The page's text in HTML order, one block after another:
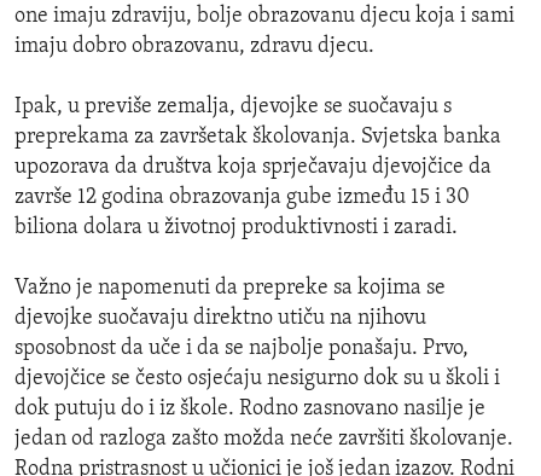
one imaju zdraviju, bolje obrazovanu djecu koja i sami
imaju dobro obrazovanu, zdravu djecu.
Ipak, u previše zemalja, djevojke se suočavaju s
preprekama za završetak školovanja. Svjetska banka
upozorava da društva koja sprječavaju djevojčice da
završe 12 godina obrazovanja gube između 15 i 30
biliona dolara u životnoj produktivnosti i zaradi.
Važno je napomenuti da prepreke sa kojima se
djevojke suočavaju direktno utiču na njihovu
sposobnost da uče i da se najbolje ponašaju. Prvo,
djevojčice se često osjećaju nesigurno dok su u školi i
dok putuju do i iz škole. Rodno zasnovano nasilje je
jedan od razloga zašto možda neće završiti školovanje.
Rodna pristrasnost u učionici je još jedan izazov. Rodni